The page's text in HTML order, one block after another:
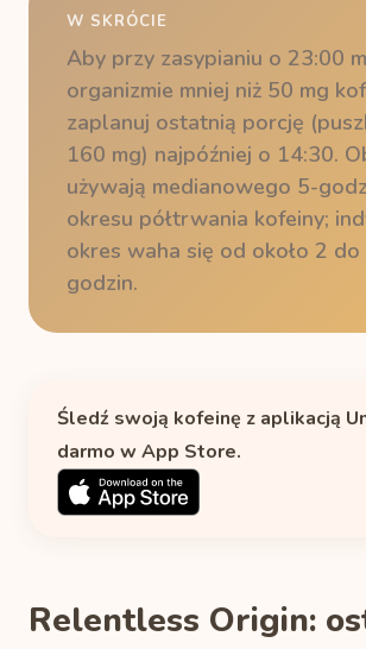
W SKRÓCIE
Aby przy zasypianiu o 23:00
organizmie mniej niż 50 mg
zaplanuj ostatnią porcję
160 mg) najpóźniej o 14:30.
używają medianowego 5-
okresu półtrwania kofeiny;
okres waha się od około 2 do
godzin.
Śledź swoją kofeinę z aplikacją
darmo w App Store.
Relentless Origin: